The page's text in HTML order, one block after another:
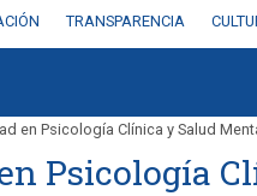
TRANSPARENCIA
en Psicología Clínica y Salud
Psicología